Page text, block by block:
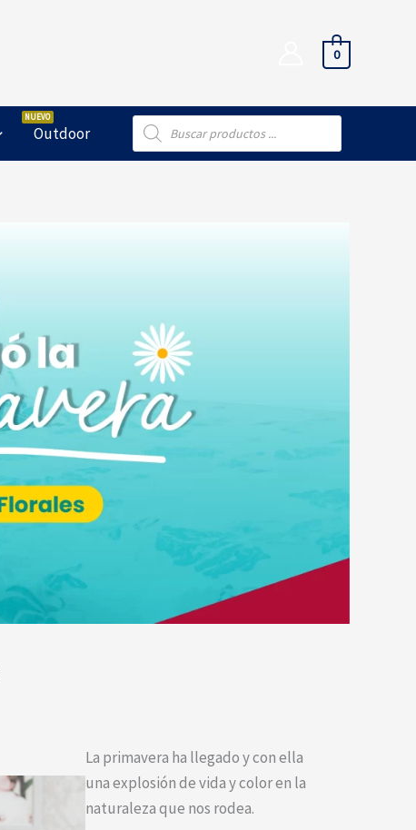
0
Outdoor
Búsqueda
de
productos
La primavera ha llegado y con ella
una explosión de vida y color en la
naturaleza que nos rodea.